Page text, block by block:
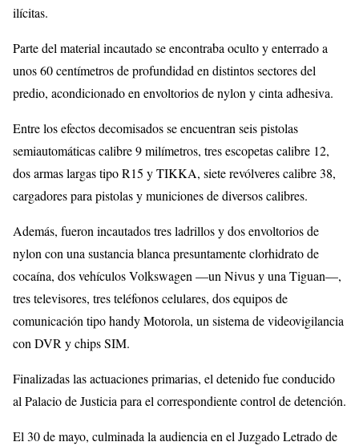
ilícitas.
Parte del material incautado se encontraba oculto y enterrado a
unos 60 centímetros de profundidad en distintos sectores del
predio, acondicionado en envoltorios de nylon y cinta adhesiva.
Entre los efectos decomisados se encuentran seis pistolas
semiautomáticas calibre 9 milímetros, tres escopetas calibre 12,
dos armas largas tipo R15 y TIKKA, siete revólveres calibre 38,
cargadores para pistolas y municiones de diversos calibres.
Además, fueron incautados tres ladrillos y dos envoltorios de
nylon con una sustancia blanca presuntamente clorhidrato de
cocaína, dos vehículos Volkswagen —un Nivus y una Tiguan—,
tres televisores, tres teléfonos celulares, dos equipos de
comunicación tipo handy Motorola, un sistema de videovigilancia
con DVR y chips SIM.
Finalizadas las actuaciones primarias, el detenido fue conducido
al Palacio de Justicia para el correspondiente control de detención.
El 30 de mayo, culminada la audiencia en el Juzgado Letrado de